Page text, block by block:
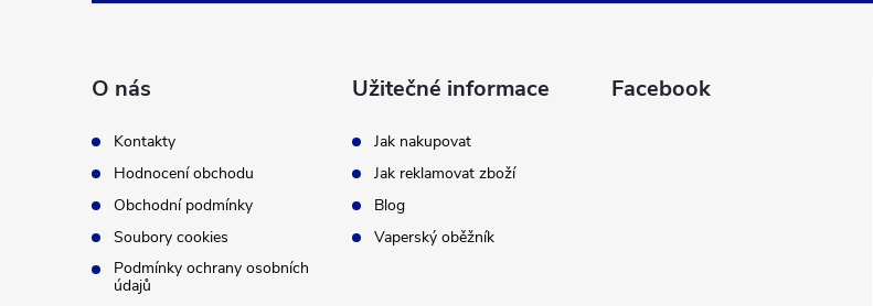
O nás
Kontakty
Hodnocení obchodu
Obchodní podmínky
Soubory cookies
Podmínky ochrany osobních
údajů
Užitečné informace
Jak nakupovat
Jak reklamovat zboží
Blog
Vaperský oběžník
Facebook